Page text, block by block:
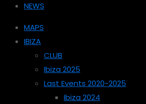
NEWS
MAPS
IBIZA
CLUB
Ibiza 2025
Last Events 2020-2025
Ibiza 2024